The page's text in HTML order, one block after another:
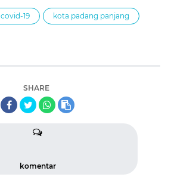
covid-19 kota padang panjang
SHARE
komentar